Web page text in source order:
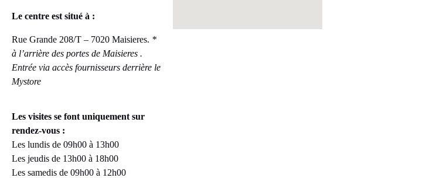
Le centre est situé à :
Rue Grande 208/T – 7020 Maisieres. *
à l’arrière des portes de Maisieres .
Entrée via accès fournisseurs derrière le
Mystore
Les visites se font uniquement sur
rendez-vous :
Les lundis de 09h00 à 13h00
Les jeudis de 13h00 à 18h00
Les samedis de 09h00 à 12h00